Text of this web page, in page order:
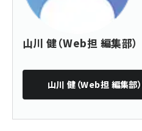
山川 健（Web担 編集部）
山川 健（Web担 編集部）